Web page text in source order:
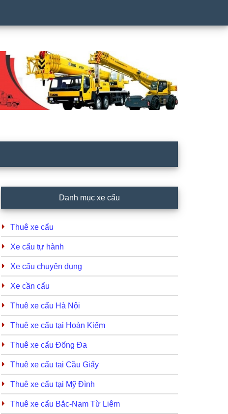
Sidebar
Danh mục xe cẩu
Thuê xe cẩu
Xe cẩu tự hành
Xe cẩu chuyên dụng
Xe cần cẩu
Thuê xe cẩu Hà Nội
Thuê xe cẩu tại Hoàn Kiếm
Thuê xe cẩu Đống Đa
Thuê xe cẩu tại Cầu Giấy
Thuê xe cẩu tại Mỹ Đình
Thuê xe cẩu Bắc-Nam Từ Liêm